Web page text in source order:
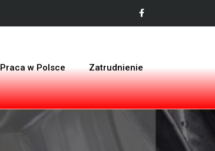
Praca w Polsce Zatrudnienie